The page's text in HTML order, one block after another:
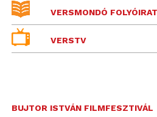
VERSMONDÓ FOLYÓIRAT
VERSTV
BUJTOR ISTVÁN FILMFESZTIVÁL